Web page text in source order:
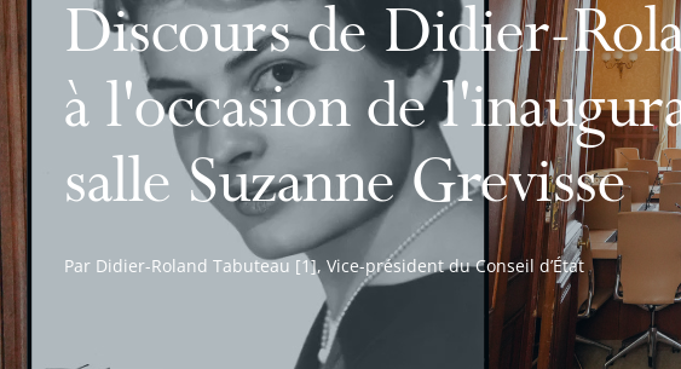
Discours de Didier-
à l'occasion de
salle Suzanne Grevisse
Par Didier-Roland Tabuteau [1], Vice-président du Conseil d’État